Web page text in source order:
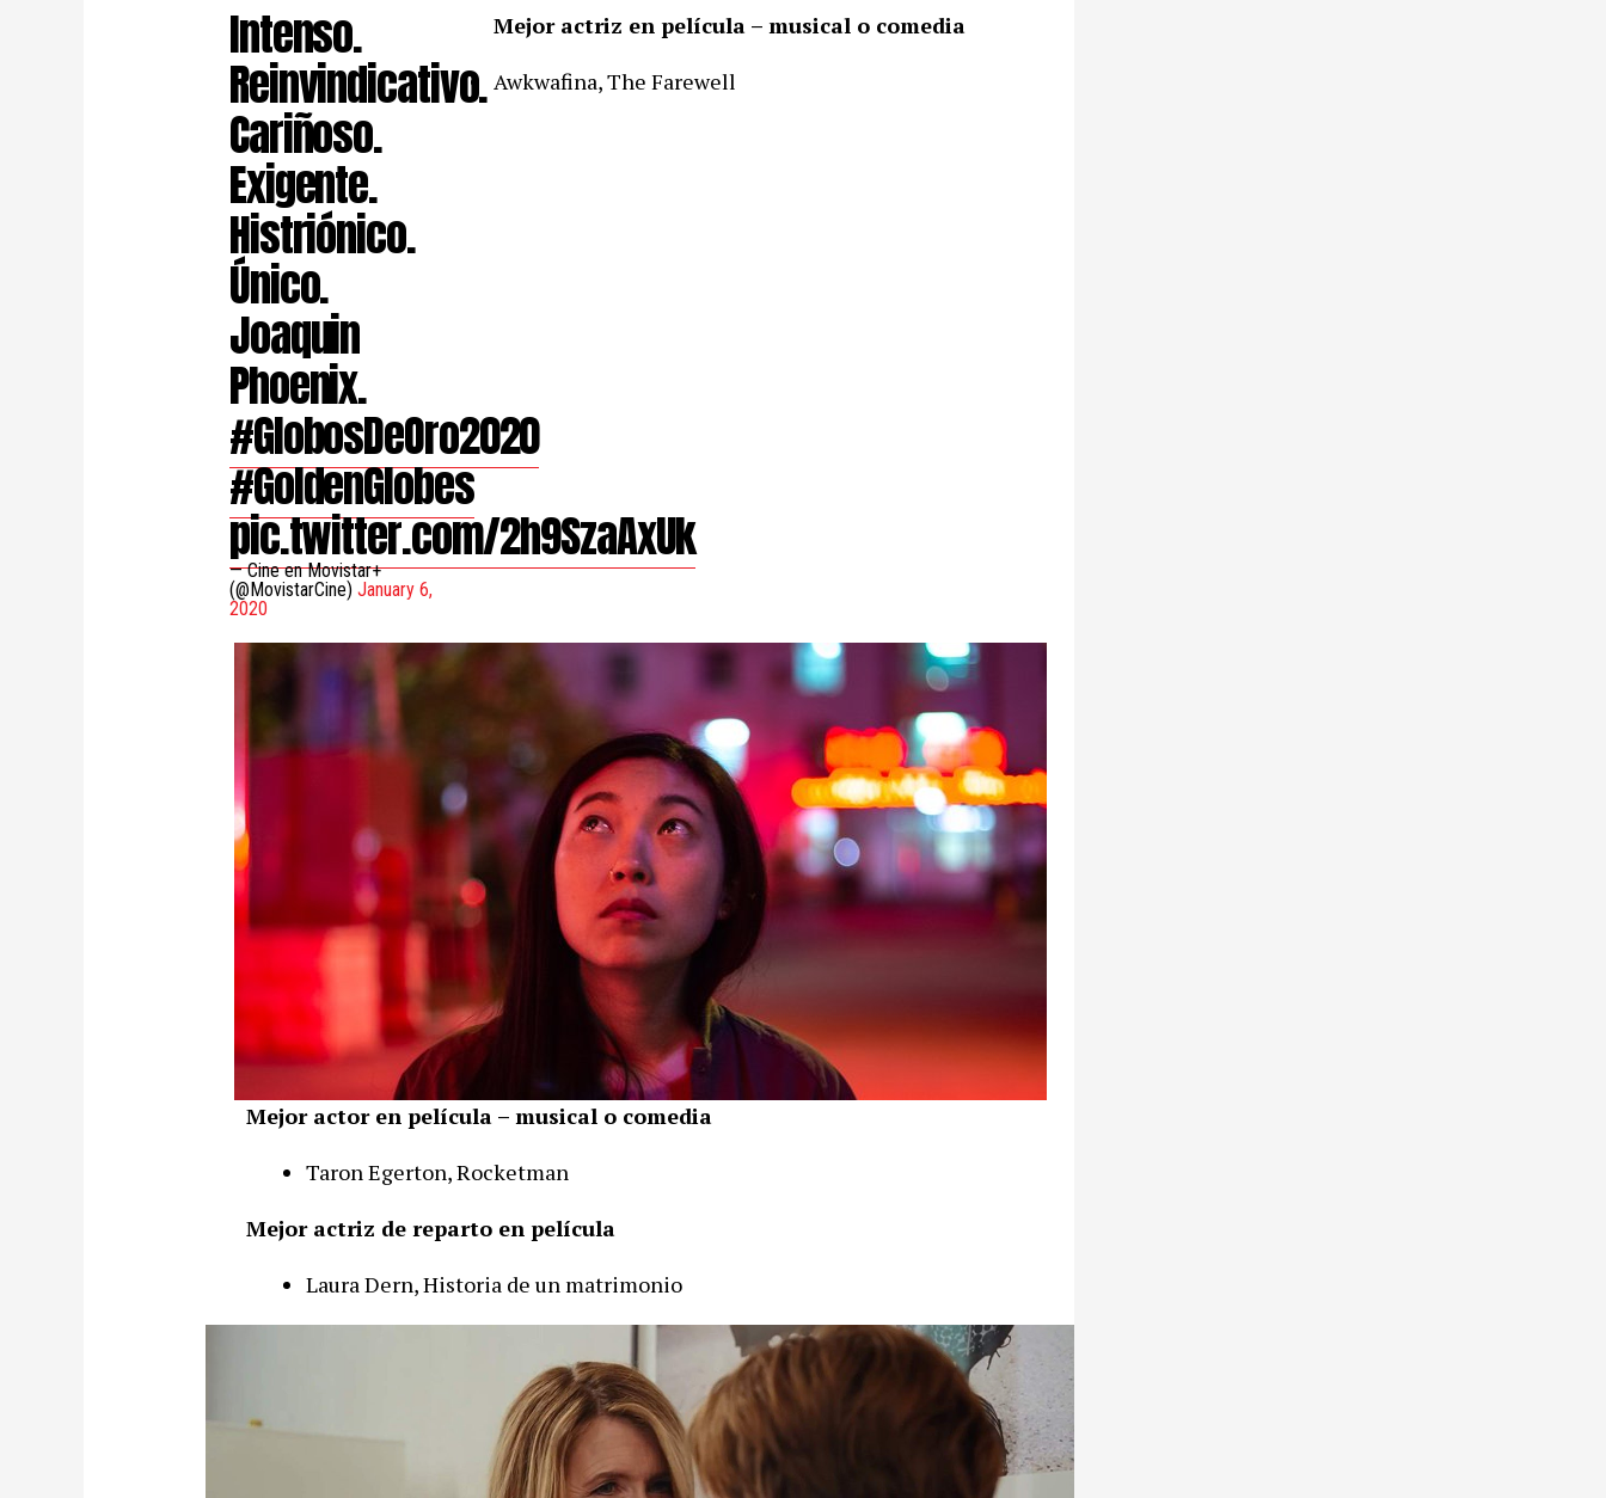
Intenso.
Reinvindicativo.
Cariñoso.
Exigente.
Histriónico.
Único.
Joaquin
Phoenix.
#GlobosDeOro2020
#GoldenGlobes
pic.twitter.com/2h9SzaAxUk
— Cine en Movistar+
(@MovistarCine) January 6,
2020
Mejor actriz en película – musical o comedia
Awkwafina, The Farewell
Mejor actor en película – musical o comedia
Taron Egerton, Rocketman
Mejor actriz de reparto en película
Laura Dern, Historia de un matrimonio